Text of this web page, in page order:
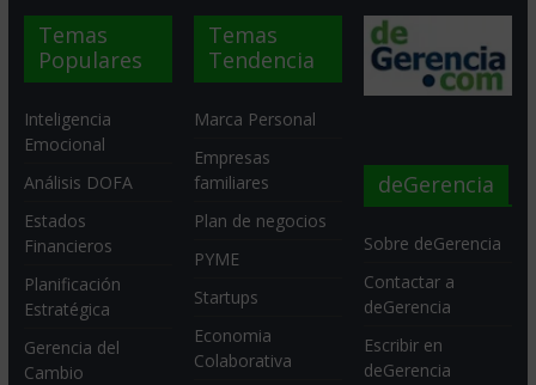
Temas
Populares
Inteligencia
Emocional
Análisis DOFA
Estados
Financieros
Planificación
Estratégica
Gerencia del
Cambio
Temas
Tendencia
Marca Personal
Empresas
familiares
Plan de negocios
PYME
Startups
Economia
Colaborativa
deGerencia
Sobre deGerencia
Contactar a
deGerencia
Escribir en
deGerencia